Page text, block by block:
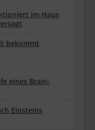
im Haus
bekommt
eines Brain-
Einsteins